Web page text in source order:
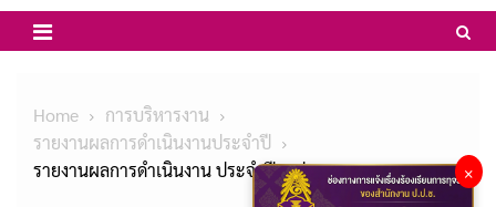
Home
การบริหารงาน
รายงานผลการดำเนินงานประจำปี
รายงานผลการดำเนินงาน ประจำปีงบประมาณ พ.ศ.2566
×